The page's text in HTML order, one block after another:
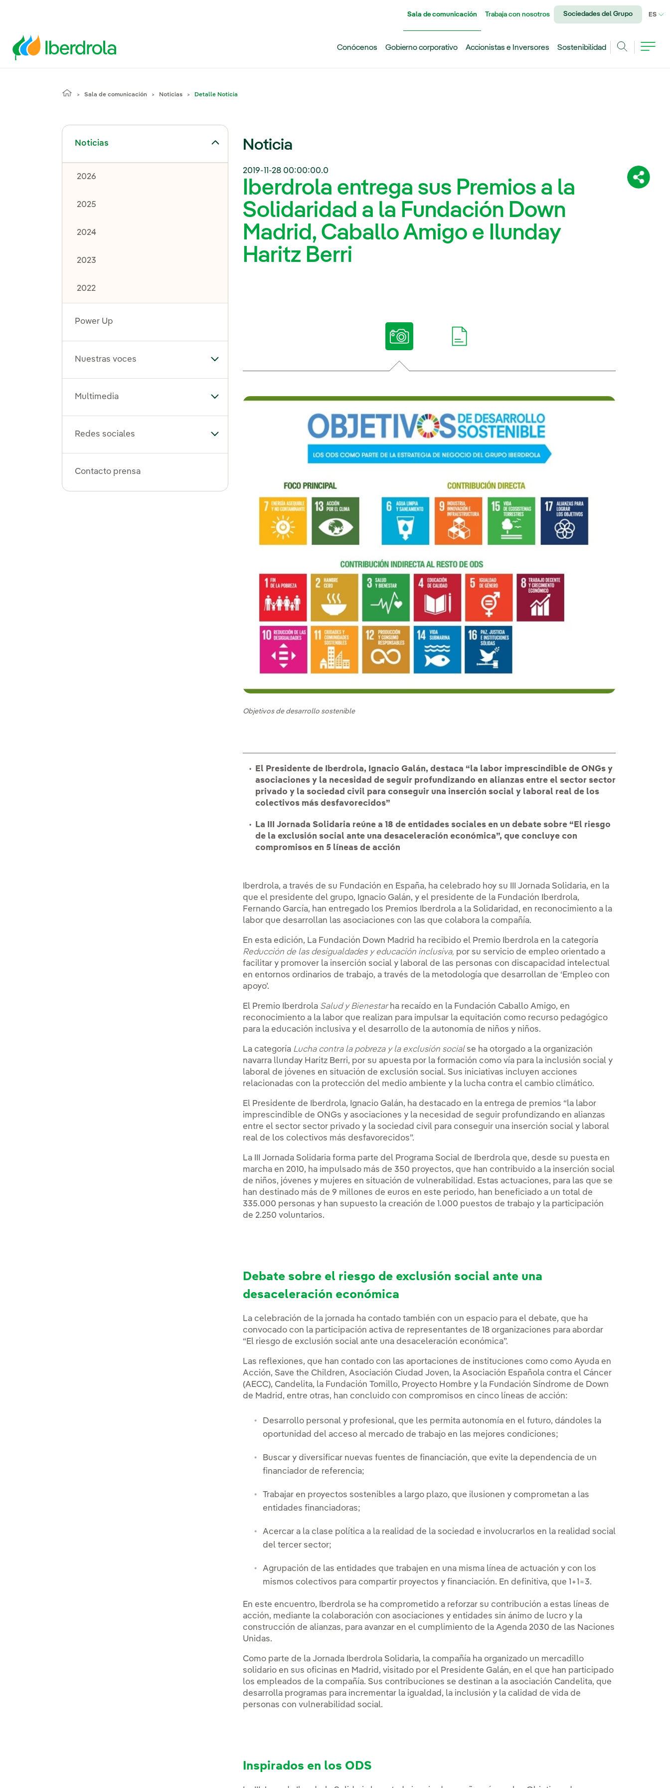
Sala de comunicación Trabaja con nosotros Sociedades del Grupo ES
Conócenos Gobierno corporativo Accionistas e Inversores
Sostenibilidad
Sala de comunicación Noticias Detalle Noticia
Noticias
Alternar el submenú para Noticias
2026
2025
2024
2023
2022
Power Up
Nuestras voces Alternar el submenú para Nuestras voces
Multimedia Alternar el submenú para Multimedia
Redes sociales Alternar el submenú para Redes sociales
Contacto prensa
Noticia
2019-11-28 00:00:00.0
Iberdrola entrega sus Premios a la
Solidaridad a la Fundación Down
Madrid, Caballo Amigo e Ilunday
Haritz Berri
Objetivos de desarrollo sostenible
El Presidente de Iberdrola, Ignacio Galán, destaca “la labor imprescindible de ONGs y
asociaciones y la necesidad de seguir profundizando en alianzas entre el sector sector
privado y la sociedad civil para conseguir una inserción social y laboral real de los
colectivos más desfavorecidos”
La III Jornada Solidaria reúne a 18 de entidades sociales en un debate sobre “El riesgo
de la exclusión social ante una desaceleración económica”, que concluye con
compromisos en 5 líneas de acción
Iberdrola, a través de su Fundación en España, ha celebrado hoy su III Jornada Solidaria, en la
que el presidente del grupo, Ignacio Galán, y el presidente de la Fundación Iberdrola,
Fernando García, han entregado los Premios Iberdrola a la Solidaridad, en reconocimiento a la
labor que desarrollan las asociaciones con las que colabora la compañía.
En esta edición, La Fundación Down Madrid ha recibido el Premio Iberdrola en la categoría
Reducción de las desigualdades y educación inclusiva, por su servicio de empleo orientado a
facilitar y promover la inserción social y laboral de las personas con discapacidad intelectual
en entornos ordinarios de trabajo, a través de la metodología que desarrollan de ‘Empleo con
apoyo’.
El Premio Iberdrola Salud y Bienestarha recaído en la Fundación Caballo Amigo, en
reconocimiento a la labor que realizan para impulsar la equitación como recurso pedagógico
para la educación inclusiva y el desarrollo de la autonomía de niños y niños.
La categoría Lucha contra la pobreza y la exclusión social se ha otorgado a la organización
navarra llunday Haritz Berri, por su apuesta por la formación como vía para la inclusión social y
laboral de jóvenes en situación de exclusión social. Sus iniciativas incluyen acciones
relacionadas con la protección del medio ambiente y la lucha contra el cambio climático.
El Presidente de Iberdrola, Ignacio Galán, ha destacado en la entrega de premios “la labor
imprescindible de ONGs y asociaciones y la necesidad de seguir profundizando en alianzas
entre el sector sector privado y la sociedad civil para conseguir una inserción social y laboral
real de los colectivos más desfavorecidos”.
La III Jornada Solidaria forma parte del Programa Social de Iberdrola que, desde su puesta en
marcha en 2010, ha impulsado más de 350 proyectos, que han contribuido a la inserción social
de niños, jóvenes y mujeres en situación de vulnerabilidad. Estas actuaciones, para las que se
han destinado más de 9 millones de euros en este periodo, han beneficiado a un total de
335.000 personas y han supuesto la creación de 1.000 puestos de trabajo y la participación
de 2.250 voluntarios.
Debate sobre el riesgo de exclusión social ante una
desaceleración económica
La celebración de la jornada ha contado también con un espacio para el debate, que ha
convocado con la participación activa de representantes de 18 organizaciones para abordar
“El riesgo de exclusión social ante una desaceleración económica”.
Las reflexiones, que han contado con las aportaciones de instituciones como como Ayuda en
Acción, Save the Children, Asociación Ciudad Joven, la Asociación Española contra el Cáncer
(AECC), Candelita, la Fundación Tomillo, Proyecto Hombre y la Fundación Síndrome de Down
de Madrid, entre otras, han concluido con compromisos en cinco líneas de acción:
Desarrollo personal y profesional, que les permita autonomía en el futuro, dándoles la
oportunidad del acceso al mercado de trabajo en las mejores condiciones;
Buscar y diversificar nuevas fuentes de financiación, que evite la dependencia de un
financiador de referencia;
Trabajar en proyectos sostenibles a largo plazo, que ilusionen y comprometan a las
entidades financiadoras;
Acercar a la clase política a la realidad de la sociedad e involucrarlos en la realidad social
del tercer sector;
Agrupación de las entidades que trabajen en una misma línea de actuación y con los
mismos colectivos para compartir proyectos y financiación. En definitiva, que 1+1=3.
En este encuentro, Iberdrola se ha comprometido a reforzar su contribución a estas líneas de
acción, mediante la colaboración con asociaciones y entidades sin ánimo de lucro y la
construcción de alianzas, para avanzar en el cumplimiento de la Agenda 2030 de las Naciones
Unidas.
Como parte de la Jornada Iberdrola Solidaria, la compañía ha organizado un mercadillo
solidario en sus oficinas en Madrid, visitado por el Presidente Galán, en el que han participado
los empleados de la compañía. Sus contribuciones se destinan a la asociación Candelita, que
desarrolla programas para incrementar la igualdad, la inclusión y la calidad de vida de
personas con vulnerabilidad social.
Inspirados en los ODS